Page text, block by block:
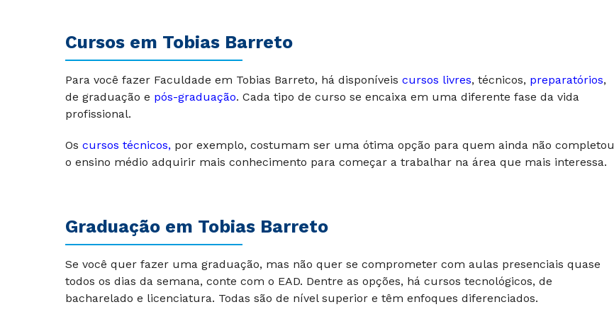
Cursos em Tobias Barreto
Para você fazer Faculdade em Tobias Barreto, há disponíveis cursos livres, técnicos, preparatórios,
de graduação e pós-graduação. Cada tipo de curso se encaixa em uma diferente fase da vida
profissional.
Os cursos técnicos, por exemplo, costumam ser uma ótima opção para quem ainda não completou
o ensino médio adquirir mais conhecimento para começar a trabalhar na área que mais interessa.
Graduação em Tobias Barreto
Se você quer fazer uma graduação, mas não quer se comprometer com aulas presenciais quase
todos os dias da semana, conte com o EAD. Dentre as opções, há cursos tecnológicos, de
bacharelado e licenciatura. Todas são de nível superior e têm enfoques diferenciados.